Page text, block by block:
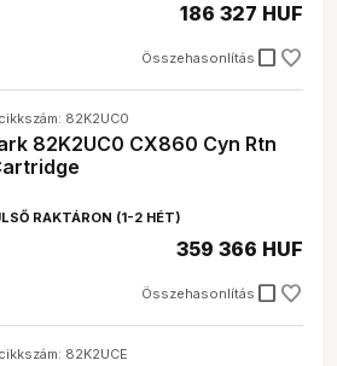
Összehasonlítás check_box_outline_blank
186 327 HUF
82K2UC0
82K2UC0 CX860 Cyn Rtn
RAKTÁRON (1-2 HÉT)
Összehasonlítás check_box_outline_blank
359 366 HUF
82K2UCE